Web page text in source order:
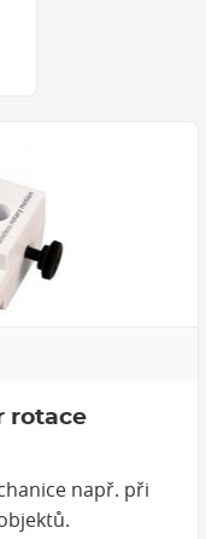
rotace
např. při